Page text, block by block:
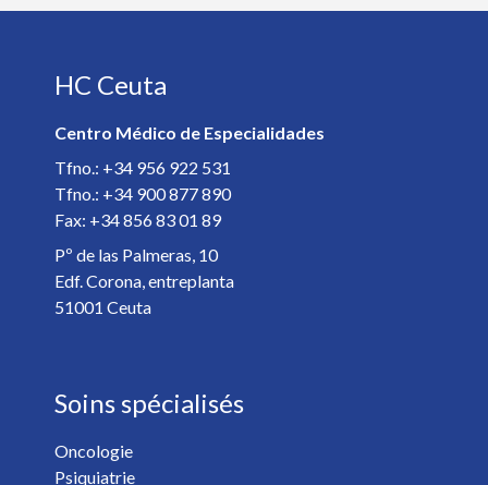
Télephone *
E-mail *
Spécialiste *
HC Ceuta
Centro Médico de Especialidades
Tfno.: +34 956 922 531
Tfno.: +34 900 877 890
Fax: +34 856 83 01 89
Pº de las Palmeras, 10
Edf. Corona, entreplanta
51001 Ceuta
Soins spécialisés
Oncologie
Psiquiatrie